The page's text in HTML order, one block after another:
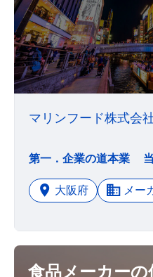
マリンフード株式会
大阪府
メー
食品メーカー